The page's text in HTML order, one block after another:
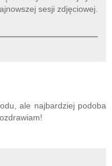
sesji zdjęciowej.
ale najbardziej podoba